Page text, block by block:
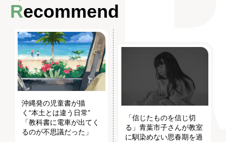
Recommend
沖縄発の児童書が描
く“本土とは違う日常”
「教科書に電車が出てく
るのが不思議だった」
「信じたものを信じ切
る」青葉市子さんが教室
に馴染めない思春期を過